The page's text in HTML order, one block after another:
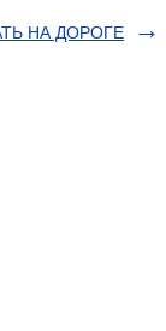
НА ДОРОГЕ